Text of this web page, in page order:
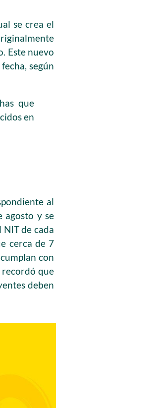
se crea el
Este nuevo
según
que
en
al
agosto y se
de cada
cerca de 7
con
recordó que
deben